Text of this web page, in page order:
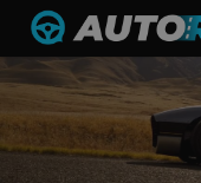
Autonieuws
Podcast
Autotests